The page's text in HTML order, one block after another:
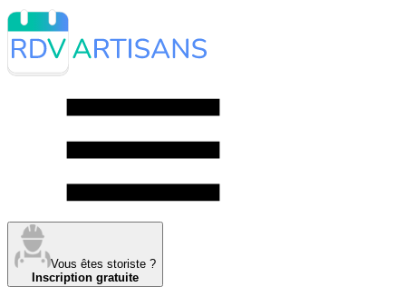
Vous êtes storiste ?
Inscription gratuite